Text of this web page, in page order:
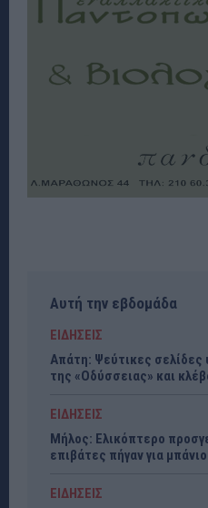
Αυτή την εβδομάδα
ΕΙΔΗΣΕΙΣ
Απάτη: Ψεύτικες
της «Οδύσσειας» και
ΕΙΔΗΣΕΙΣ
Μήλος: Ελικόπτερο
επιβάτες πήγαν για
ΕΙΔΗΣΕΙΣ